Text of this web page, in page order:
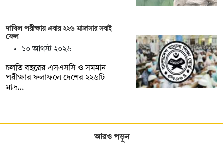
দাখিল পরীক্ষায় এবার ২২৬ মাদ্রাসার সবাই
ফেল
১০ আগস্ট ২০২৬
চলতি বছরের এসএসসি ও সমমান
পরীক্ষার ফলাফলে দেশের ২২৬টি
মাদ্র…
আরও পড়ুন